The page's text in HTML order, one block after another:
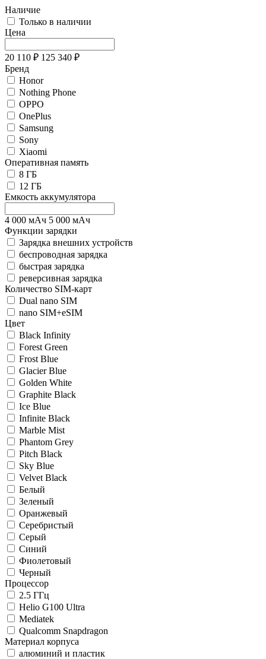
Наличие
Только в наличии
Цена
20 110 ₽ 125 340 ₽
Бренд
Honor
Nothing Phone
OPPO
OnePlus
Samsung
Sony
Xiaomi
Оперативная память
8 ГБ
12 ГБ
Емкость аккумулятора
4 000 мАч 5 000 мАч
Функции зарядки
Зарядка внешних устройств
беспроводная зарядка
быстрая зарядка
реверсивная зарядка
Количество SIM-карт
Dual nano SIM
nano SIM+eSIM
Цвет
Black Infinity
Forest Green
Frost Blue
Glacier Blue
Golden White
Graphite Black
Ice Blue
Infinite Black
Marble Mist
Phantom Grey
Pitch Black
Sky Blue
Velvet Black
Белый
Зеленый
Оранжевый
Серебристый
Серый
Синий
Фиолетовый
Черный
Процессор
2.5 ГГц
Helio G100 Ultra
Mediatek
Qualcomm Snapdragon
Материал корпуса
алюминий и пластик